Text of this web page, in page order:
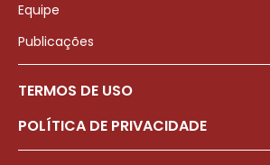
Equipe
Publicações
TERMOS DE USO
POLÍTICA DE PRIVACIDADE